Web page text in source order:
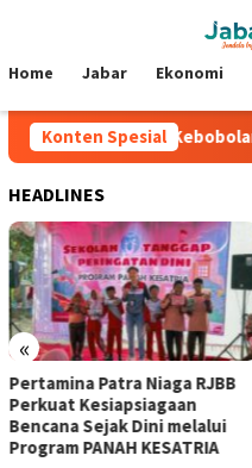
Mobile
Home Jabar Ekonomi
Konten Spesial
Tiga Laga Tanpa Kebobolan
HEADLINES
«
Pertamina Patra Niaga RJBB
Perkuat Kesiapsiagaan
Bencana Sejak Dini melalui
Program PANAH KESATRIA